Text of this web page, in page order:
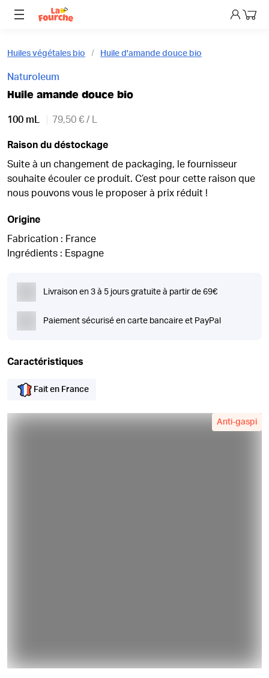
Mon
Huiles végétales bio Huile d'amande douce bio
Naturoleum
Huile amande douce bio
100 mL 79,50 € / L
Raison du déstockage
Suite à un changement de packaging, le fournisseur
souhaite écouler ce produit. C’est pour cette raison que
nous pouvons vous le proposer à prix réduit !
Origine
Fabrication : France
Ingrédients : Espagne
Livraison en 3 à 5 jours gratuite à partir de 69€
Paiement sécurisé en carte bancaire et PayPal
Caractéristiques
Fait en France
Anti-gaspi